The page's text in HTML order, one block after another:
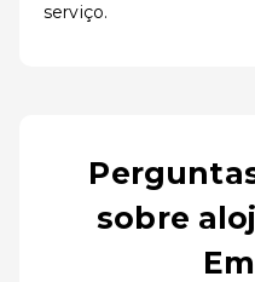
serviço.
sobre